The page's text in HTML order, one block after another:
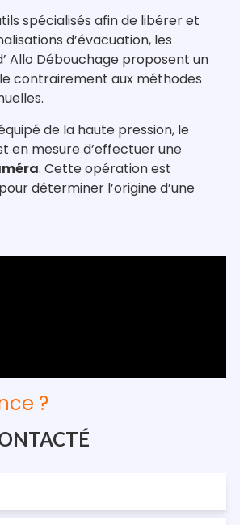
spécialisés afin de libérer et
d’évacuation, les
Allo Débouchage proposent un
contrairement aux méthodes
de la haute pression, le
en mesure d’effectuer une
. Cette opération est
déterminer l’origine d’une
?